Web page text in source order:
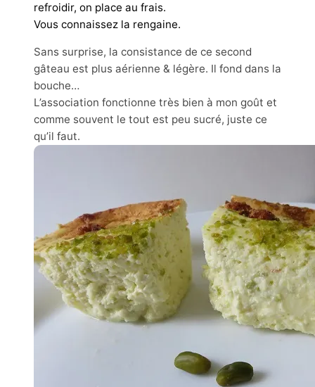
refroidir, on place au frais.
Vous connaissez la rengaine.
Sans surprise, la consistance de ce second
gâteau est plus aérienne & légère. Il fond dans la
bouche…
L’association fonctionne très bien à mon goût et
comme souvent le tout est peu sucré, juste ce
qu’il faut.